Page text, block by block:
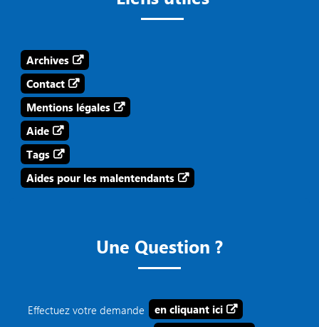
Archives
Contact
Mentions légales
Aide
Tags
Aides pour les malentendants
Une Question ?
Effectuez votre demande
en cliquant ici